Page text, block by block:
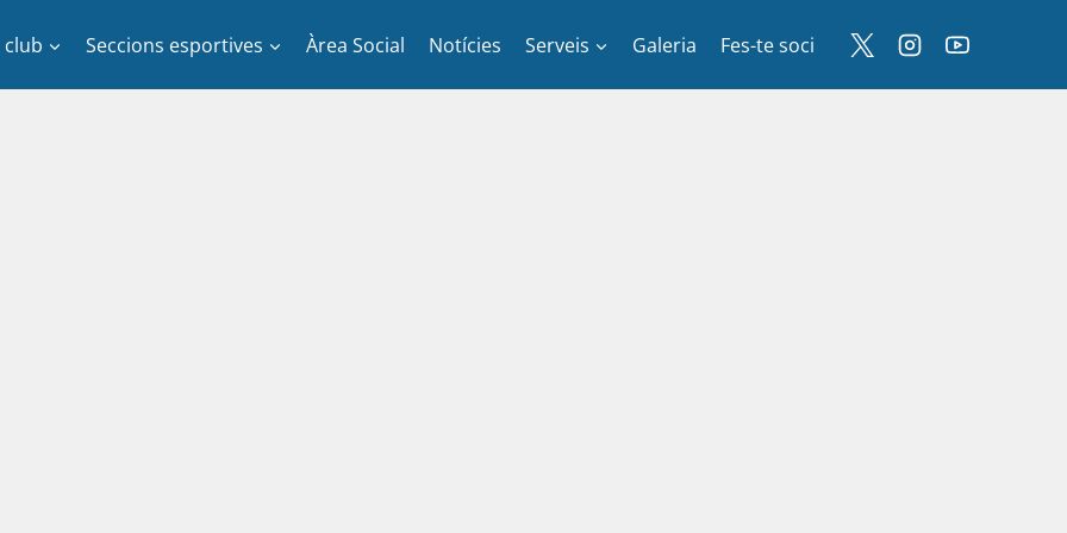
club Seccions esportives Àrea Social Notícies Serveis Galeria Fes-te soci